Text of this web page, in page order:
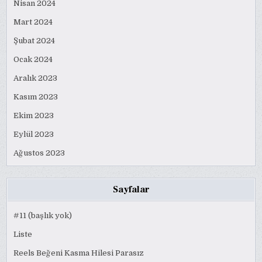
Nisan 2024
Mart 2024
Şubat 2024
Ocak 2024
Aralık 2023
Kasım 2023
Ekim 2023
Eylül 2023
Ağustos 2023
Sayfalar
#11 (başlık yok)
Liste
Reels Beğeni Kasma Hilesi Parasız